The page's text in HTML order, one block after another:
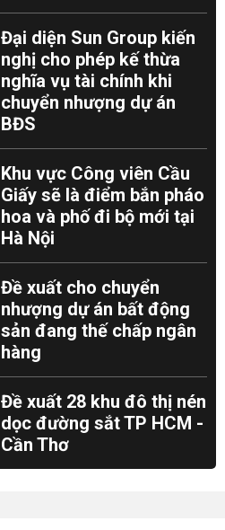
Đại diện Sun Group kiến
nghị cho phép kế thừa
nghĩa vụ tài chính khi
chuyển nhượng dự án
BĐS
Khu vực Công viên Cầu
Giấy sẽ là điểm bắn pháo
hoa và phố đi bộ mới tại
Hà Nội
Đề xuất cho chuyển
nhượng dự án bất động
sản đang thế chấp ngân
hàng
Đề xuất 28 khu đô thị nén
dọc đường sắt TP HCM -
Cần Thơ